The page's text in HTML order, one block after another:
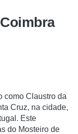
como Claustro da
Cruz, na cidade,
Este
do Mosteiro de